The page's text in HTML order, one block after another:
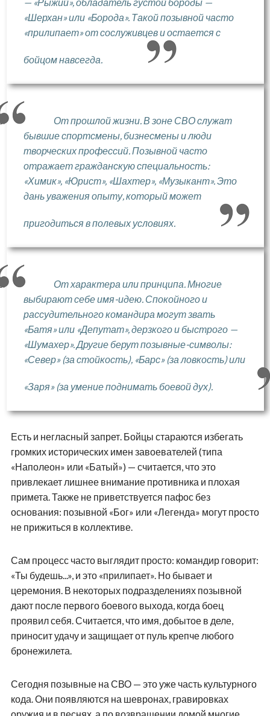
«Шерхан» или «Борода». Такой позывной часто
«прилипает» от сослуживцев и остается с
бойцом навсегда.
От прошлой жизни. В зоне СВО служат
бывшие спортсмены, бизнесмены и люди
творческих профессий. Позывной часто
отражает гражданскую специальность:
«Химик», «Юрист», «Шахтер», «Музыкант». Это
дань уважения опыту, который может
пригодиться в полевых условиях.
От характера или принципа. Многие
выбирают себе имя-идею. Спокойного и
рассудительного командира могут звать
«Батя» или «Депутат», дерзкого и быстрого —
«Шумахер». Другие берут позывные-символы:
«Север» (за стойкость), «Барс» (за ловкость) или
«Заря» (за умение поднимать боевой дух).
Есть и негласный запрет. Бойцы стараются избегать
громких исторических имен завоевателей (типа
«Наполеон» или «Батый») — считается, что это
привлекает лишнее внимание противника и плохая
примета. Также не приветствуется пафос без
основания: позывной «Бог» или «Легенда» могут просто
не прижиться в коллективе.
Сам процесс часто выглядит просто: командир говорит:
«Ты будешь...», и это «прилипает». Но бывает и
церемония. В некоторых подразделениях позывной
дают после первого боевого выхода, когда боец
проявил себя. Считается, что имя, добытое в деле,
приносит удачу и защищает от пуль крепче любого
бронежилета.
Сегодня позывные на СВО — это уже часть культурного
кода. Они появляются на шевронах, гравировках